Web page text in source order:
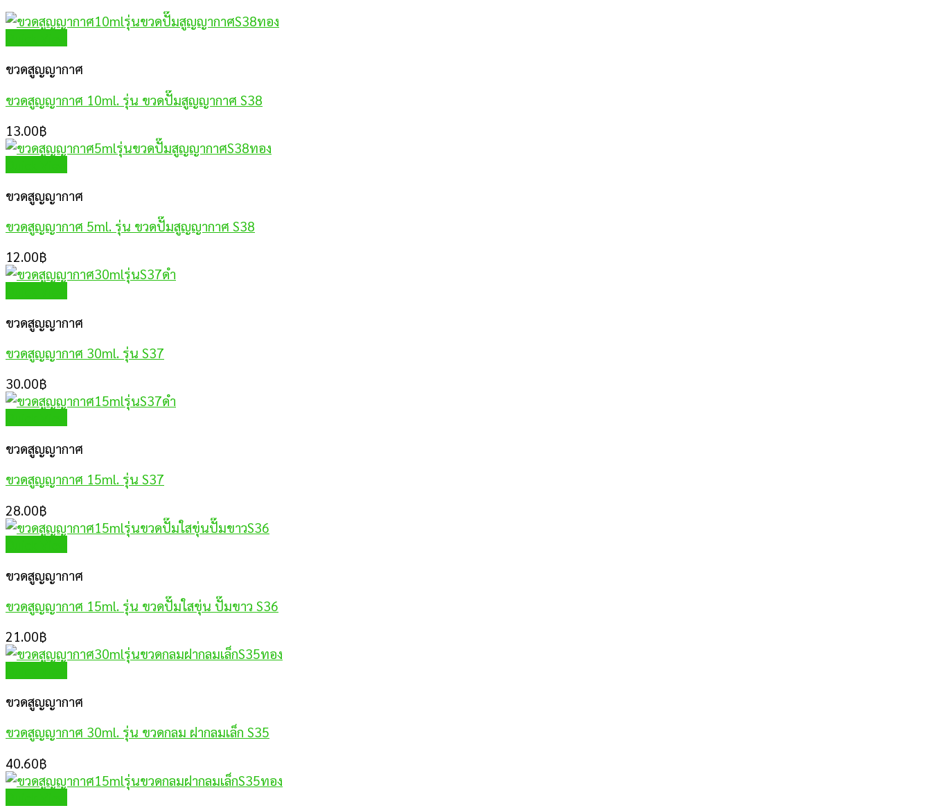
ขวดสูญญากาศ
ขวดสูญญากาศ 10ml. รุ่น ขวดปั๊มสูญญากาศ S38
13.00฿
ขวดสูญญากาศ
ขวดสูญญากาศ 5ml. รุ่น ขวดปั๊มสูญญากาศ S38
12.00฿
ขวดสูญญากาศ
ขวดสูญญากาศ 30ml. รุ่น S37
30.00฿
ขวดสูญญากาศ
ขวดสูญญากาศ 15ml. รุ่น S37
28.00฿
ขวดสูญญากาศ
ขวดสูญญากาศ 15ml. รุ่น ขวดปั๊มใสขุ่น ปั๊มขาว S36
21.00฿
ขวดสูญญากาศ
ขวดสูญญากาศ 30ml. รุ่น ขวดกลม ฝากลมเล็ก S35
40.60฿